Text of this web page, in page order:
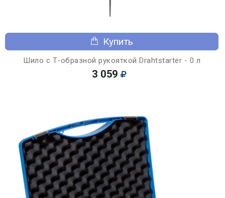
Купить
Шило с Т-образной рукояткой Drahtstarter - 0 л
3 059